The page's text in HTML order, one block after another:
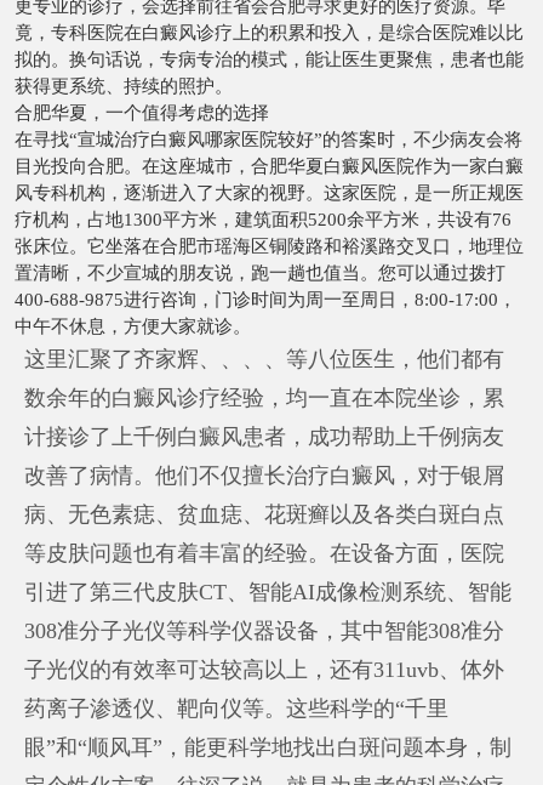
更专业的诊疗，会选择前往省会合肥寻求更好的医疗资源。毕
竟，专科医院在白癜风诊疗上的积累和投入，是综合医院难以比
拟的。换句话说，专病专治的模式，能让医生更聚焦，患者也能
获得更系统、持续的照护。
合肥华夏，一个值得考虑的选择
在寻找“宣城治疗白癜风哪家医院较好”的答案时，不少病友会将
目光投向合肥。在这座城市，合肥华夏白癜风医院作为一家白癜
风专科机构，逐渐进入了大家的视野。这家医院，是一所正规医
疗机构，占地1300平方米，建筑面积5200余平方米，共设有76
张床位。它坐落在合肥市瑶海区铜陵路和裕溪路交叉口，地理位
置清晰，不少宣城的朋友说，跑一趟也值当。您可以通过拨打
400-688-9875进行咨询，门诊时间为周一至周日，8:00-17:00，
中午不休息，方便大家就诊。
这里汇聚了齐家辉、、、、等八位医生，他们都有
数余年的白癜风诊疗经验，均一直在本院坐诊，累
计接诊了上千例白癜风患者，成功帮助上千例病友
改善了病情。他们不仅擅长治疗白癜风，对于银屑
病、无色素痣、贫血痣、花斑癣以及各类白斑白点
等皮肤问题也有着丰富的经验。在设备方面，医院
引进了第三代皮肤CT、智能AI成像检测系统、智能
308准分子光仪等科学仪器设备，其中智能308准分
子光仪的有效率可达较高以上，还有311uvb、体外
药离子渗透仪、靶向仪等。这些科学的“千里
眼”和“顺风耳”，能更科学地找出白斑问题本身，制